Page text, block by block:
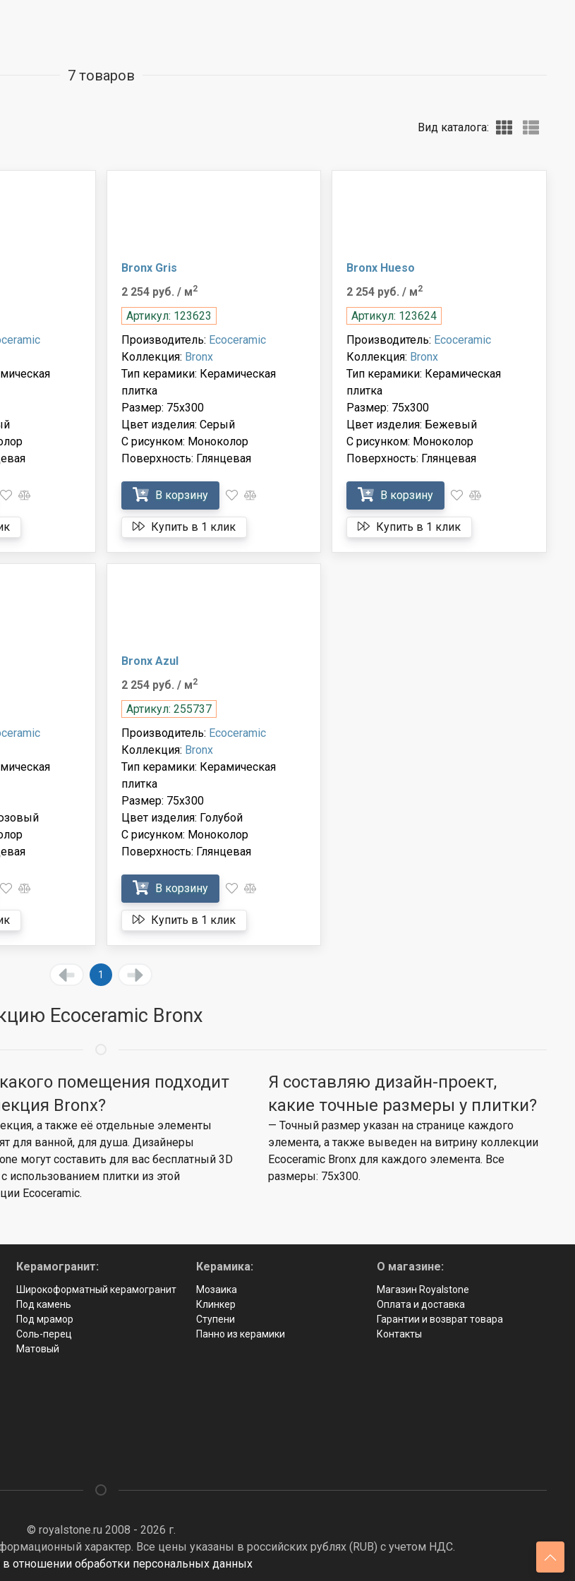
7 товаров
Вид каталога:
Bronx Gris
2 254 руб. / м2
Артикул: 123623
Производитель: Ecoceramic
Коллекция: Bronx
Тип керамики: Керамическая
плитка
Размер: 75x300
Цвет изделия: Серый
С рисунком: Моноколор
Поверхность: Глянцевая
В корзину
Купить в 1 клик
Bronx Hueso
2 254 руб./ м2
Артикул: 123624
Производитель: Ecoceramic
Коллекция: Bronx
Тип керамики: Керамическая
плитка
Размер: 75x300
Цвет изделия: Бежевый
С рисунком: Моноколор
Поверхность: Глянцевая
В корзину
Купить в 1 клик
Bronx Azul
2 254 руб. / м2
Артикул: 255737
Производитель: Ecoceramic
Коллекция: Bronx
Тип керамики: Керамическая
плитка
Размер: 75x300
Цвет изделия: Голубой
С рисунком: Моноколор
Поверхность: Глянцевая
В корзину
Купить в 1 клик
1
Ecoceramic Bronx
помещения подходит
Bronx?
а также её отдельные элементы
для ванной, для душа. Дизайнеры
могут составить для вас бесплатный 3D
использованием плитки из этой
Ecoceramic.
Я составляю дизайн-проект,
какие точные размеры у плитки?
— Точный размер указан на странице каждого
элемента, а также выведен на витрину коллекции
Ecoceramic Bronx для каждого элемента. Все
размеры: 75x300.
Керамогранит:
Широкоформатный керамогранит
Под камень
Под мрамор
Соль-перец
Матовый
Керамика:
Мозаика
Клинкер
Ступени
Панно из керамики
О магазине:
Магазин Royalstone
Оплата и доставка
Гарантии и возврат товара
Контакты
© royalstone.ru 2008 - 2026 г.
характер. Все цены указаны в российских рублях (RUB) с учетом НДС.
в отношении обработки персональных данных